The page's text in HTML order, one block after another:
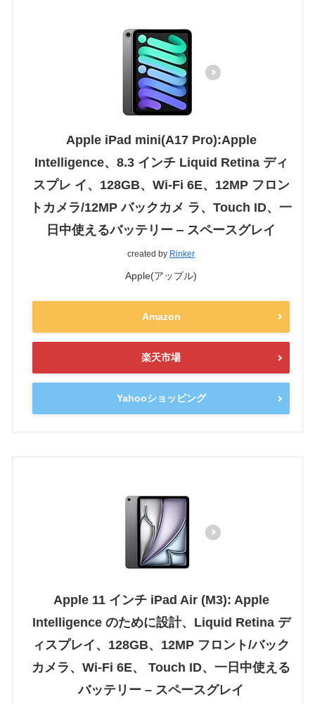
Apple iPad mini(A17 Pro):Apple
Intelligence、8.3 インチ Liquid Retina ディ
スプレ イ、128GB、Wi-Fi 6E、12MP フロン
トカメラ/12MP バックカメ ラ、Touch ID、一
日中使えるバッテリー ‒ スペースグレイ
created by Rinker
Apple(アップル)
Amazon
楽天市場
Yahooショッピング
Apple 11 インチ iPad Air (M3): Apple
Intelligence のために設計、Liquid Retina デ
ィスプレイ、128GB、12MP フロント/バック
カメラ、Wi-Fi 6E、 Touch ID、一日中使える
バッテリー – スペースグレイ